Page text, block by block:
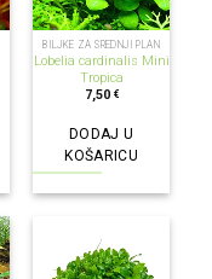
BILJKE ZA SREDNJI PLAN
Lobelia cardinalis Mini
Tropica
7,50 €
DODAJ U
KOŠARICU